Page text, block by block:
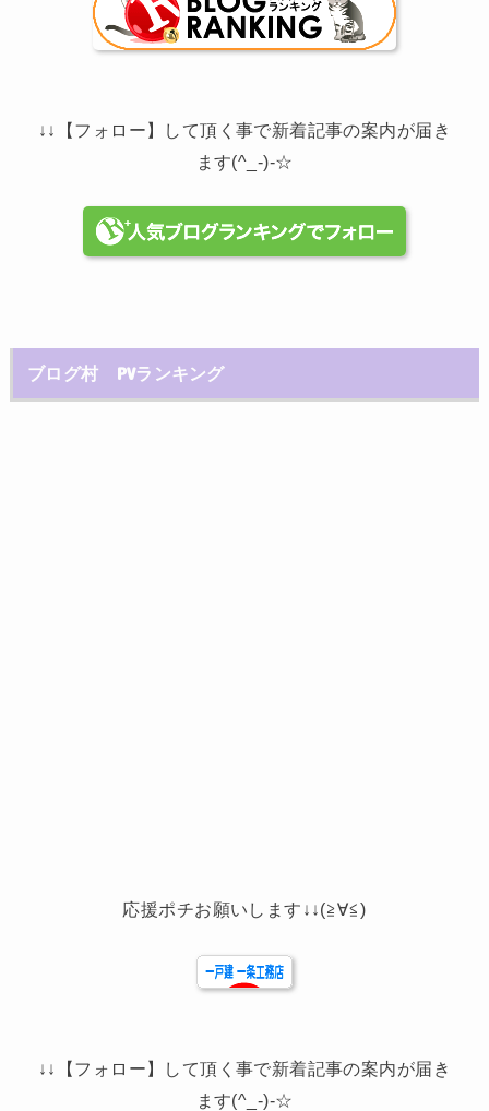
↓↓【フォロー】して頂く事で新着記事の案内が届き
ます(^_-)-☆
ブログ村 PVランキング
応援ポチお願いします↓↓(≧∀≦)
↓↓【フォロー】して頂く事で新着記事の案内が届き
ます(^_-)-☆